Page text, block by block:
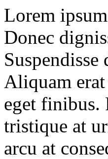
Lorem
Donec
Aliquam
eget finibus.
tristique at
arcu at